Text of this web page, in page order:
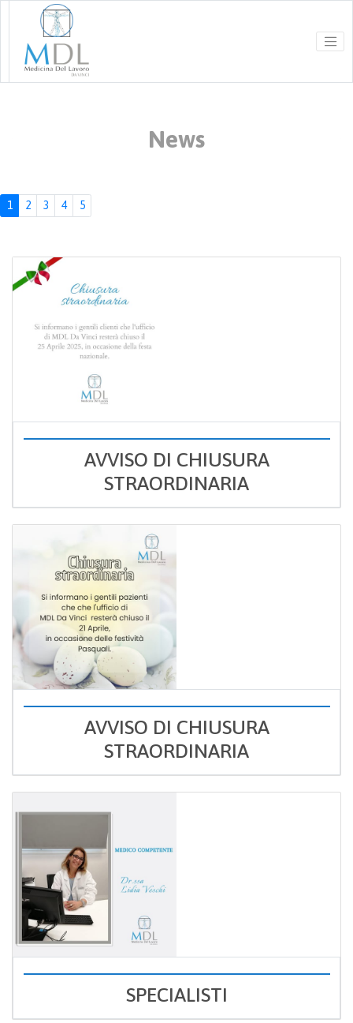
1 2 3 4 5
AVVISO DI CHIUSURA
STRAORDINARIA
AVVISO DI CHIUSURA
STRAORDINARIA
SPECIALISTI